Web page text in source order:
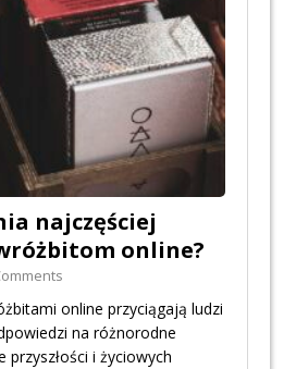
najczęściej
online?
online przyciągają ludzi
na różnorodne
przyszłości i życiowych